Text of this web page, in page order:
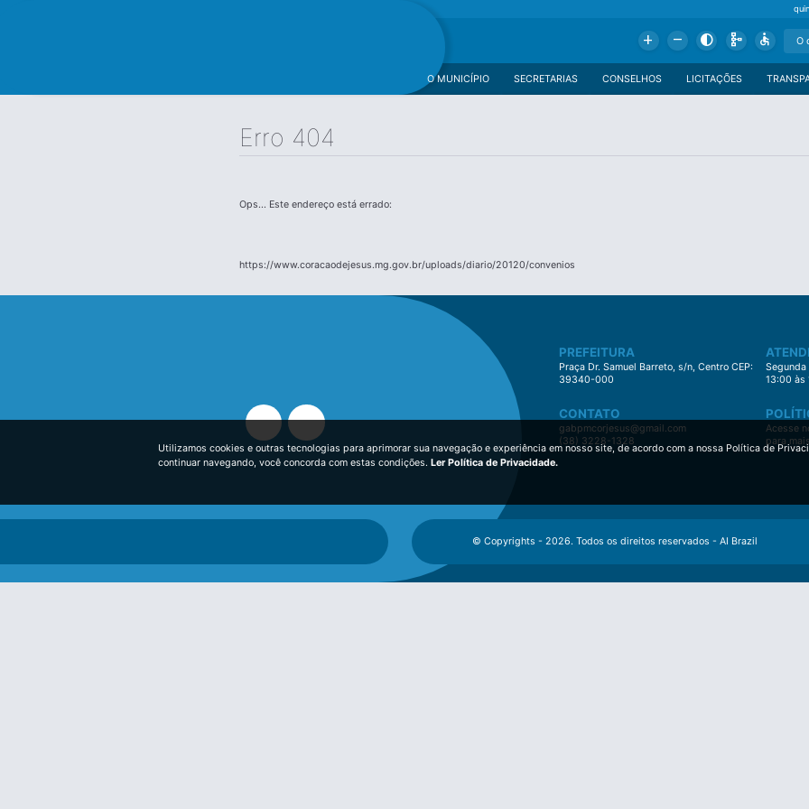
Add Remove Contrast Schema Accessible
LICITAÇÕES
CONSELHOS
SECRETARIAS
O MUNICÍPIO
Erro 404
Ops... Este endereço está errado:
https://www.coracaodejesus.mg.gov.br/uploads/diario/20120/convenios
PREFEITURA
Praça Dr. Samuel Barreto, s/n, Centro CEP:
39340-000
Segunda
13:00 às
CONTATO
gabpmcorjesus@gmail.com
(38) 3228-1328
Acesse
para
© Copyrights - 2026. Todos os direitos reservados - AI Brazil
Utilizamos cookies e outras tecnologias para aprimorar sua navegação e experiência em nosso site, de acordo com a nossa Política de
continuar navegando, você concorda com estas condições. Ler Política de Privacidade.